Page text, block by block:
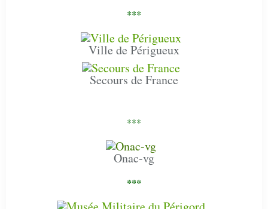
***
Ville de Périgueux
Secours de France
***
Onac-vg
***